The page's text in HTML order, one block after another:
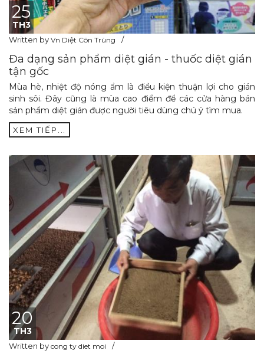
25
TH3
Written by Vn Diệt Côn Trùng
Đa dạng sản phẩm diệt gián - thuốc diệt gián
tận gốc
Mùa hè, nhiệt độ nóng ẩm là điều kiện thuận lợi cho gián
sinh sôi. Đây cũng là mùa cao điểm để các cửa hàng bán
sản phẩm diệt gián được người tiêu dùng chú ý tìm mua.
XEM TIẾP...
20
TH3
Written by cong ty diet moi